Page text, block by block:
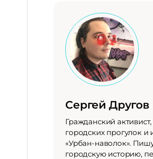
Сергей Другов
Гражданский
городских прогулок и
«Урбан-наволок».
городскую историю,